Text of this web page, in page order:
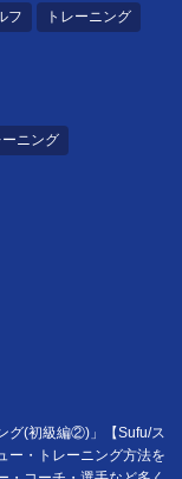
フ トレーニング
ーニング
グ(初級編②)」【Sufu/ス
ー・トレーニング方法を